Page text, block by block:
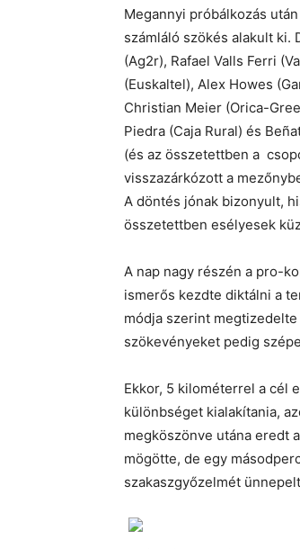
Megannyi próbálkozás
számláló szökés alakult ki.
(Ag2r), Rafael Valls Ferri
(Euskaltel), Alex Howes
Christian Meier (Orica-
Piedra (Caja Rural) és
(és az összetettben a
visszazárkózott a
A döntés jónak bizonyult,
összetettben esélyesek
A nap nagy részén a pro-
ismerős kezdte diktálni a
módja szerint
szökevényeket pedig
Ekkor, 5 kilométerrel a cél
különbséget kialakítania,
megköszönve utána eredt
mögötte, de egy
szakaszgyőzelmét